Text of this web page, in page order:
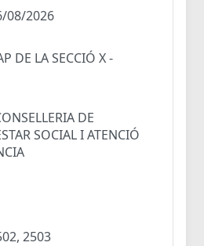
08/2026
LA SECCIÓ X -
DE
SOCIAL I ATENCIÓ
2503